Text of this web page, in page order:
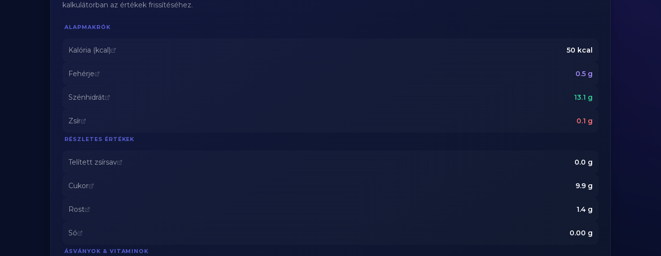
kalkulátorban az értékek frissítéséhez.
ALAPMAKRÓK
Kalória (kcal) 50 kcal
Fehérje 0.5 g
Szénhidrát 13.1 g
Zsír 0.1 g
RÉSZLETES ÉRTÉKEK
Telített zsírsav 0.0 g
Cukor 9.9 g
Rost 1.4 g
Só 0.00 g
ÁSVÁNYOK & VITAMINOK